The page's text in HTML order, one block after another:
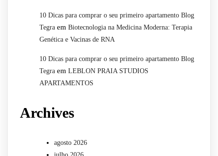
10 Dicas para comprar o seu primeiro apartamento Blog
Tegra em Biotecnologia na Medicina Moderna: Terapia
Genética e Vacinas de RNA
10 Dicas para comprar o seu primeiro apartamento Blog
Tegra em LEBLON PRAIA STUDIOS
APARTAMENTOS
Archives
agosto 2026